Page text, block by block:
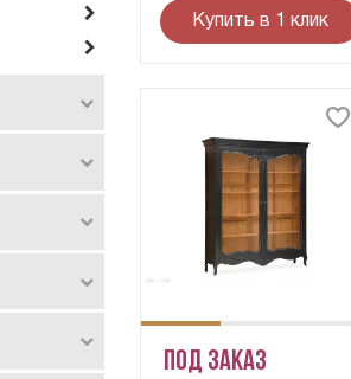
Купить в 1 клик
Под заказ